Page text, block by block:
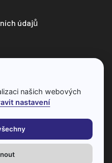
údajů
ho nelze jakkoliv
našich webových
nastavení